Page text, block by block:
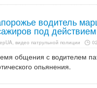
водитель
под
видео патрульной полиции
общения с водителем
опьянения.